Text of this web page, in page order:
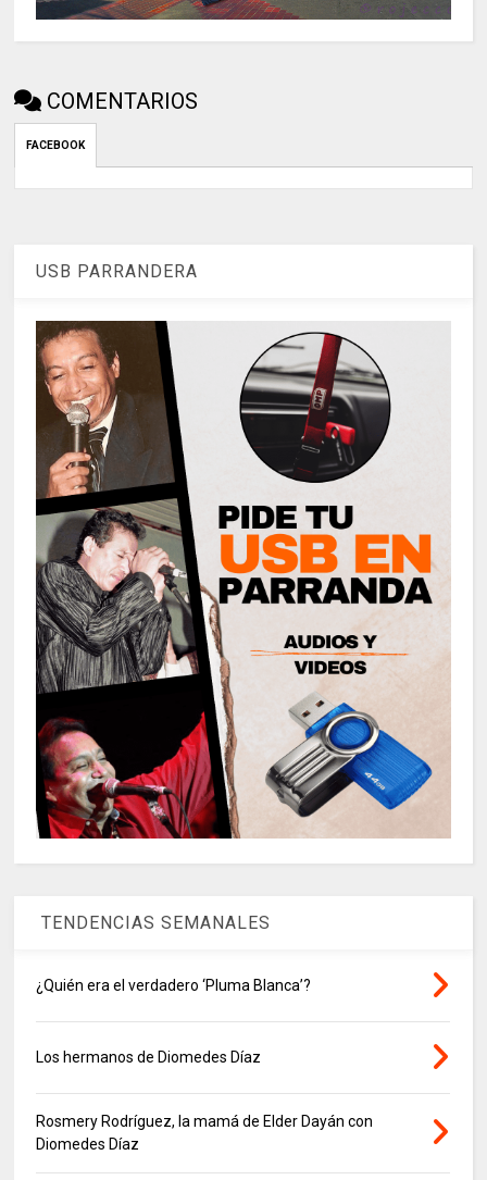
COMENTARIOS
FACEBOOK
USB PARRANDERA
TENDENCIAS SEMANALES
¿Quién era el verdadero ‘Pluma Blanca’?
Los hermanos de Diomedes Díaz
Rosmery Rodríguez, la mamá de Elder Dayán con
Diomedes Díaz